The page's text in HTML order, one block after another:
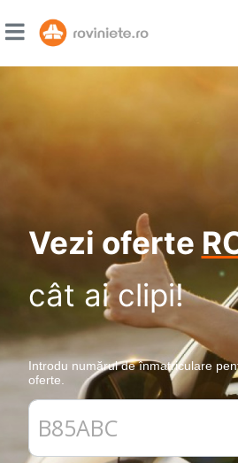
Vezi oferte
cât ai clipi!
Introdu numărul de înmatriculare
oferte.